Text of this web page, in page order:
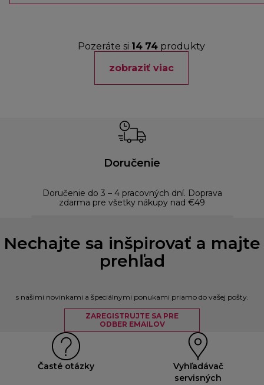
Pozeráte si 14 74 produkty
zobraziť viac
Doručenie
Doručenie do 3 – 4 pracovných dní. Doprava
zdarma pre všetky nákupy nad €49
Nechajte sa inšpirovať a majte
prehľad
s našimi novinkami a špeciálnymi ponukami priamo do vašej pošty.
ZAREGISTRUJTE SA PRE
ODBER EMAILOV
Časté otázky
Vyhľadávač
servisných